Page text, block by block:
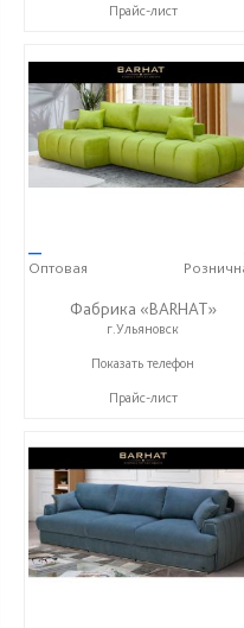
Прайс-лист
—
Оптовая
Фабрика «BARHAT»
г.Ульяновск
+7 (996) 219-29-77
Показать телефон
Прайс-лист